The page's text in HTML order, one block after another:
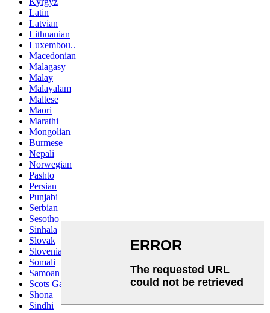
Latin
Latvian
Lithuanian
Luxembou..
Macedonian
Malagasy
Malay
Malayalam
Maltese
Maori
Marathi
Mongolian
Burmese
Nepali
Norwegian
Pashto
Persian
Punjabi
Serbian
Sesotho
Sinhala
Slovak
Slovenian
Somali
Samoan
Scots Gaelic
Shona
Sindhi